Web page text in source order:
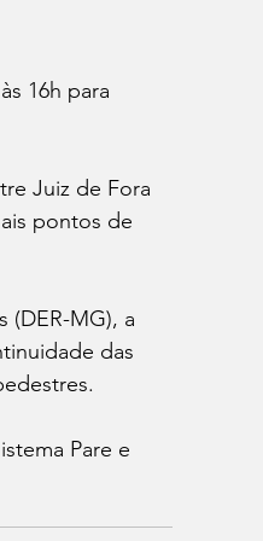
16h para
Juiz de Fora
pontos de
(DER-MG), a
das
Pare e